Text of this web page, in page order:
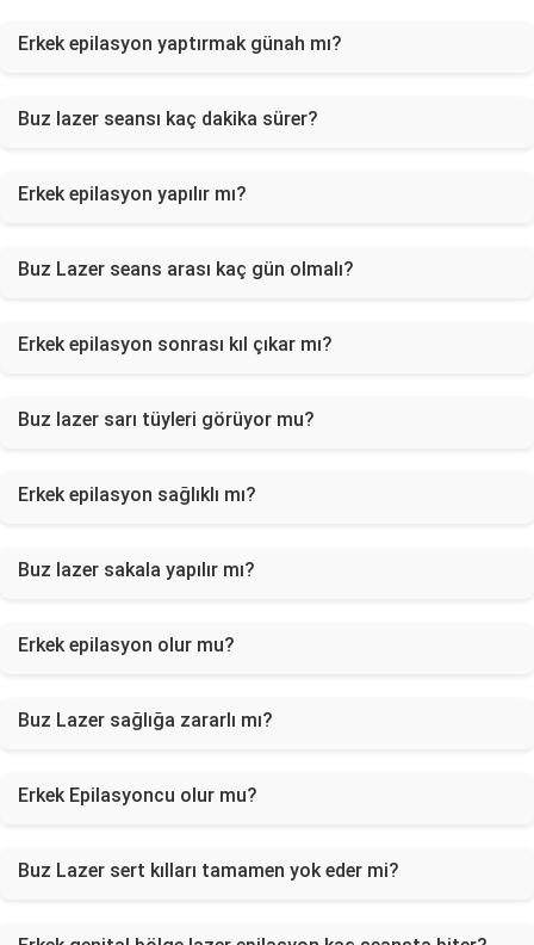
Erkek epilasyon yaptırmak günah mı?
Buz lazer seansı kaç dakika sürer?
Erkek epilasyon yapılır mı?
Buz Lazer seans arası kaç gün olmalı?
Erkek epilasyon sonrası kıl çıkar mı?
Buz lazer sarı tüyleri görüyor mu?
Erkek epilasyon sağlıklı mı?
Buz lazer sakala yapılır mı?
Erkek epilasyon olur mu?
Buz Lazer sağlığa zararlı mı?
Erkek Epilasyoncu olur mu?
Buz Lazer sert kılları tamamen yok eder mi?